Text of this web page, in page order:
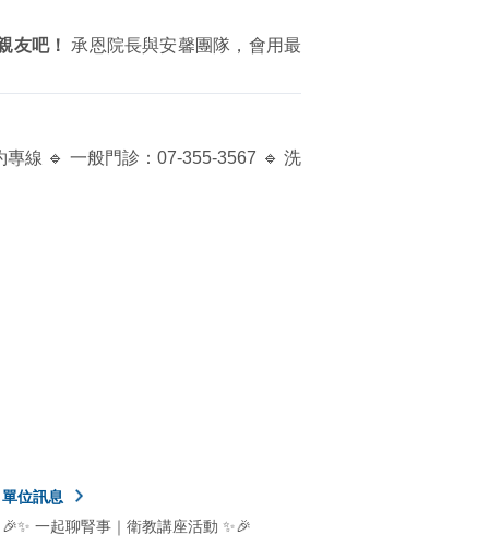
友吧！ 承恩院長與安馨團隊，會用最
線 🔹 一般門診：07-355-3567 🔹 洗
單位訊息
🎉✨ 一起聊腎事｜衛教講座活動 ✨🎉